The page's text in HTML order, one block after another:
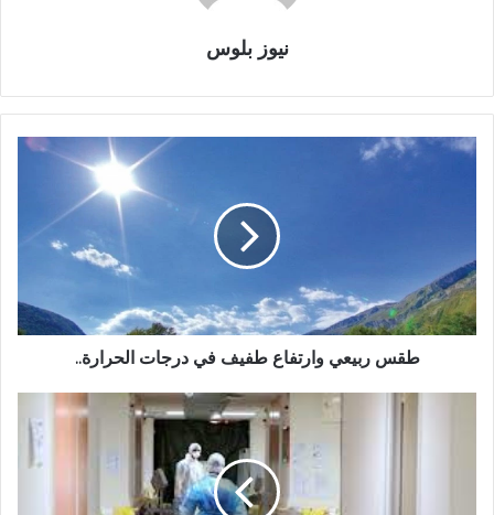
نيوز بلوس
طقس ربيعي وارتفاع طفيف في درجات الحرارة..